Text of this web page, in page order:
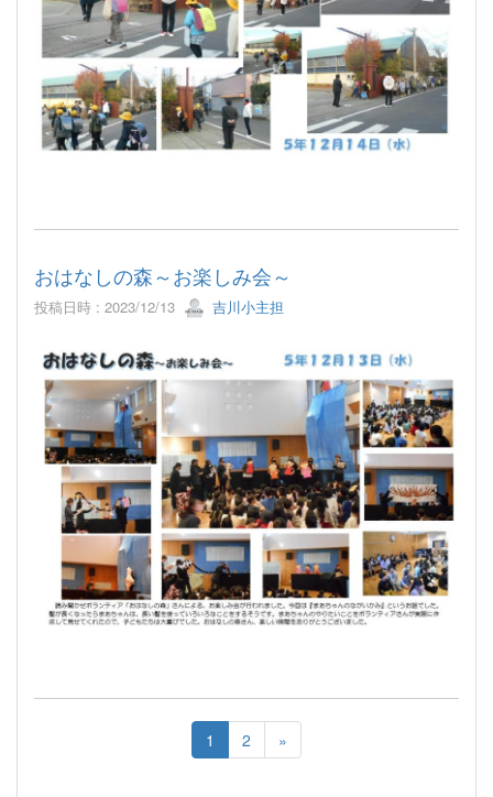
おはなしの森～お楽しみ会～
投稿日時 : 2023/12/13 吉川小主担
1 2 »